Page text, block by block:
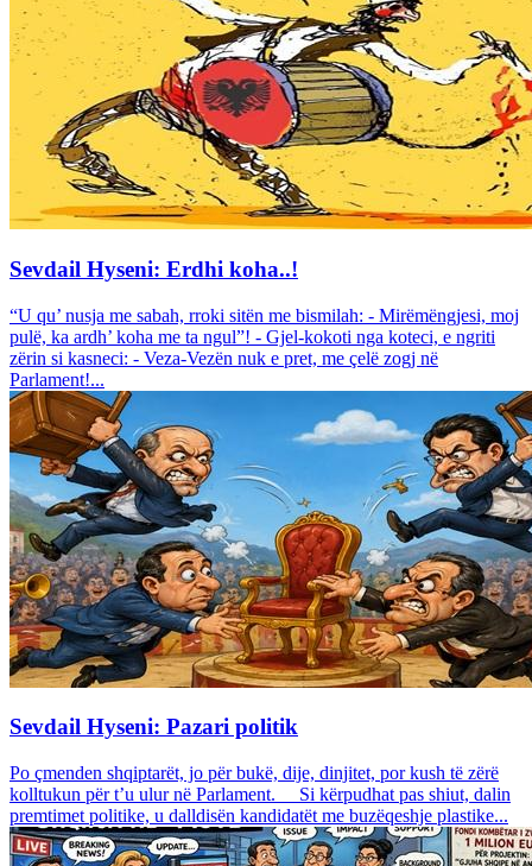
Sevdail Hyseni: Erdhi koha..!
“U qu’ nusja me sabah, rroki sitën me bismilah: - Mirëmëngjesi, moj
pulë, ka ardh’ koha me ta ngul”! - Gjel-kokoti nga koteci, e ngriti
zërin si kasneci: - Veza-Vezën nuk e pret, me çelë zogj në
Parlament!...
Sevdail Hyseni: Pazari politik
Po çmenden shqiptarët, jo për bukë, dije, dinjitet, por kush të zërë
kolltukun për t’u ulur në Parlament. Si kërpudhat pas shiut, dalin
premtimet politike, u dalldisën kandidatët me buzëqeshje plastike...